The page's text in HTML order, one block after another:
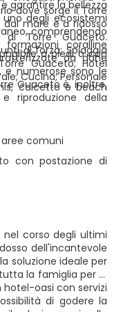
dove sorge il Torre
mare e a ridosso
di Torre Guaceto.
di forza: Spiaggia
Guaceto; Hotel
Cucina; Personale
garantire la bellezza
degli ecosistemi
comprendendo
coralline
da dune
numerose sono le
Guaceto è, inoltre,
riproduzione della
a piedi o con
calcetto e beach
comuni
con postazione di
corso degli ultimi
dell'incantevole
soluzione ideale per
la famiglia per le
oasi con servizi
di godere la